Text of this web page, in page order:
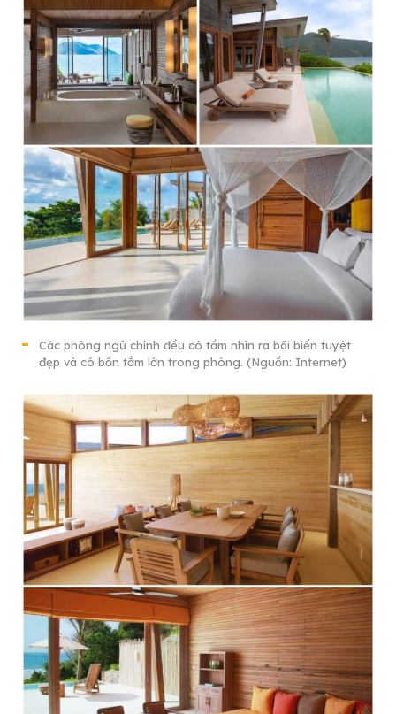
Các phòng ngủ chính đều có tầm nhìn ra bãi biển tuyệt
đẹp và có bồn tắm lớn trong phòng. (Nguồn: Internet)